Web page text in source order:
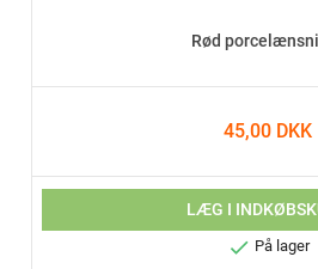
Rød
45,00 DKK
LÆG I
 På lager